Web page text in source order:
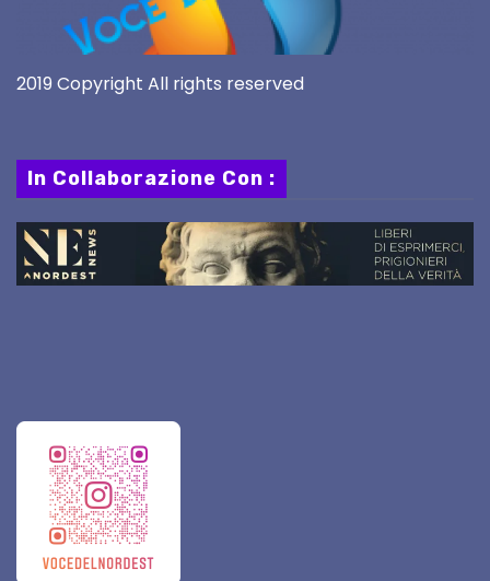
2019 Copyright All rights reserved
In Collaborazione Con :